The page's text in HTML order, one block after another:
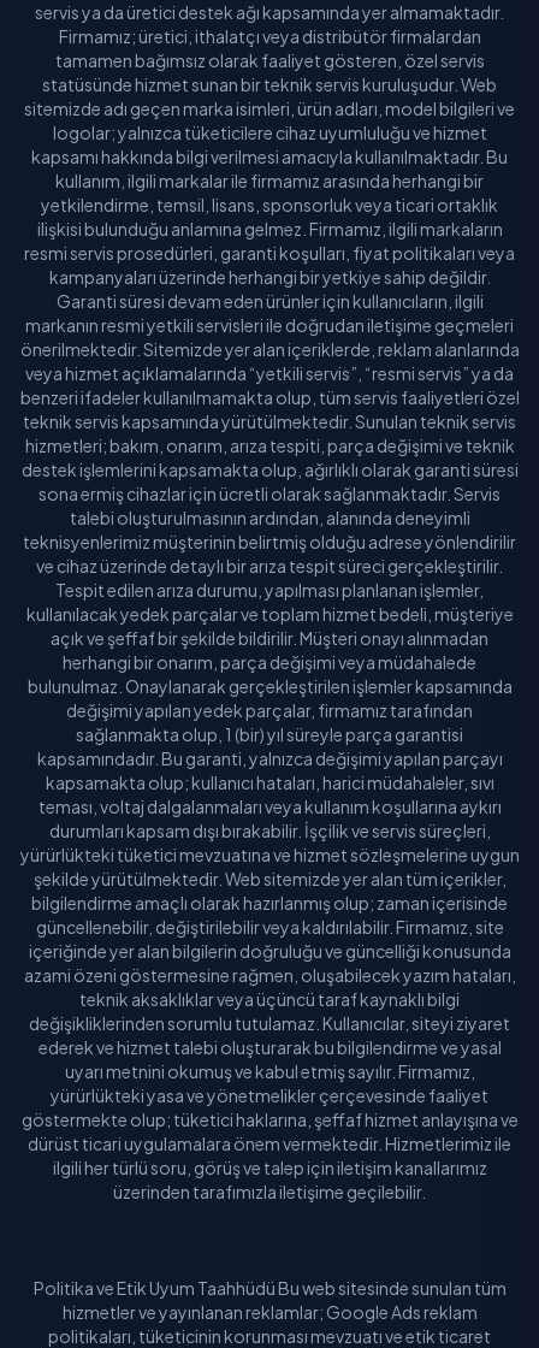
servis ya da üretici destek ağı kapsamında yer almamaktadır.
Firmamız; üretici, ithalatçı veya distribütör firmalardan
tamamen bağımsız olarak faaliyet gösteren, özel servis
statüsünde hizmet sunan bir teknik servis kuruluşudur. Web
sitemizde adı geçen marka isimleri, ürün adları, model bilgileri ve
logolar; yalnızca tüketicilere cihaz uyumluluğu ve hizmet
kapsamı hakkında bilgi verilmesi amacıyla kullanılmaktadır. Bu
kullanım, ilgili markalar ile firmamız arasında herhangi bir
yetkilendirme, temsil, lisans, sponsorluk veya ticari ortaklık
ilişkisi bulunduğu anlamına gelmez. Firmamız, ilgili markaların
resmi servis prosedürleri, garanti koşulları, fiyat politikaları veya
kampanyaları üzerinde herhangi bir yetkiye sahip değildir.
Garanti süresi devam eden ürünler için kullanıcıların, ilgili
markanın resmi yetkili servisleri ile doğrudan iletişime geçmeleri
önerilmektedir. Sitemizde yer alan içeriklerde, reklam alanlarında
veya hizmet açıklamalarında “yetkili servis”, “resmi servis” ya da
benzeri ifadeler kullanılmamakta olup, tüm servis faaliyetleri özel
teknik servis kapsamında yürütülmektedir. Sunulan teknik servis
hizmetleri; bakım, onarım, arıza tespiti, parça değişimi ve teknik
destek işlemlerini kapsamakta olup, ağırlıklı olarak garanti süresi
sona ermiş cihazlar için ücretli olarak sağlanmaktadır. Servis
talebi oluşturulmasının ardından, alanında deneyimli
teknisyenlerimiz müşterinin belirtmiş olduğu adrese yönlendirilir
ve cihaz üzerinde detaylı bir arıza tespit süreci gerçekleştirilir.
Tespit edilen arıza durumu, yapılması planlanan işlemler,
kullanılacak yedek parçalar ve toplam hizmet bedeli, müşteriye
açık ve şeffaf bir şekilde bildirilir. Müşteri onayı alınmadan
herhangi bir onarım, parça değişimi veya müdahalede
bulunulmaz. Onaylanarak gerçekleştirilen işlemler kapsamında
değişimi yapılan yedek parçalar, firmamız tarafından
sağlanmakta olup, 1 (bir) yıl süreyle parça garantisi
kapsamındadır. Bu garanti, yalnızca değişimi yapılan parçayı
kapsamakta olup; kullanıcı hataları, harici müdahaleler, sıvı
teması, voltaj dalgalanmaları veya kullanım koşullarına aykırı
durumları kapsam dışı bırakabilir. İşçilik ve servis süreçleri,
yürürlükteki tüketici mevzuatına ve hizmet sözleşmelerine uygun
şekilde yürütülmektedir. Web sitemizde yer alan tüm içerikler,
bilgilendirme amaçlı olarak hazırlanmış olup; zaman içerisinde
güncellenebilir, değiştirilebilir veya kaldırılabilir. Firmamız, site
içeriğinde yer alan bilgilerin doğruluğu ve güncelliği konusunda
azami özeni göstermesine rağmen, oluşabilecek yazım hataları,
teknik aksaklıklar veya üçüncü taraf kaynaklı bilgi
değişikliklerinden sorumlu tutulamaz. Kullanıcılar, siteyi ziyaret
ederek ve hizmet talebi oluşturarak bu bilgilendirme ve yasal
uyarı metnini okumuş ve kabul etmiş sayılır. Firmamız,
yürürlükteki yasa ve yönetmelikler çerçevesinde faaliyet
göstermekte olup; tüketici haklarına, şeffaf hizmet anlayışına ve
dürüst ticari uygulamalara önem vermektedir. Hizmetlerimiz ile
ilgili her türlü soru, görüş ve talep için iletişim kanallarımız
üzerinden tarafımızla iletişime geçilebilir.
Politika ve Etik Uyum Taahhüdü Bu web sitesinde sunulan tüm
hizmetler ve yayınlanan reklamlar; Google Ads reklam
politikaları, tüketicinin korunması mevzuatı ve etik ticaret